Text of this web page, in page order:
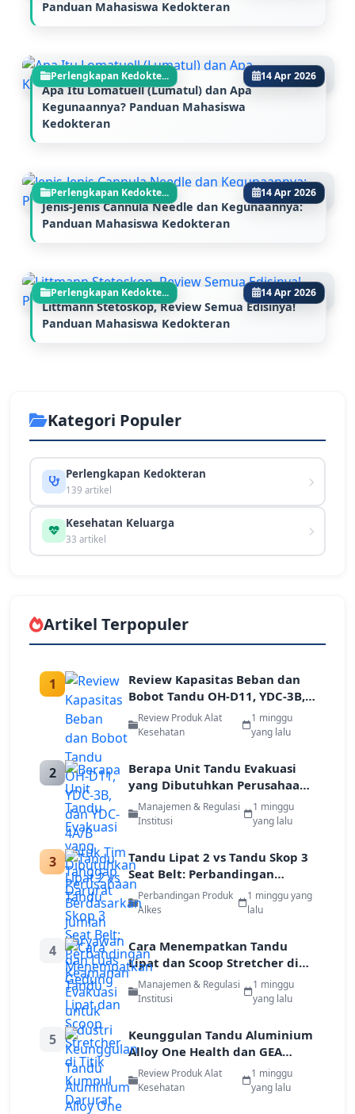
Panduan Mahasiswa Kedokteran
Perlengkapan Kedokte... 14 Apr 2026
Apa Itu Lomatuell (Lumatul) dan Apa
Kegunaannya? Panduan Mahasiswa
Kedokteran
Perlengkapan Kedokte... 14 Apr 2026
Jenis-Jenis Cannula Needle dan Kegunaannya:
Panduan Mahasiswa Kedokteran
Perlengkapan Kedokte... 14 Apr 2026
Littmann Stetoskop, Review Semua Edisinya!
Panduan Mahasiswa Kedokteran
Kategori Populer
Perlengkapan Kedokteran
139 artikel
Kesehatan Keluarga
33 artikel
Artikel Terpopuler
1
Review Kapasitas Beban dan
Bobot Tandu OH-D11, YDC-3B,
dan YDC-4A/B untuk Tim
Tanggap Darurat
Review Produk Alat
Kesehatan
1 minggu
yang lalu
2
Berapa Unit Tandu Evakuasi
yang Dibutuhkan Perusahaan
Berdasarkan Jumlah Karyawan
dan Luas Gedung
Manajemen & Regulasi
Institusi
1 minggu
yang lalu
3
Tandu Lipat 2 vs Tandu Skop 3
Seat Belt: Perbandingan
Keamanan Evakuasi untuk
Industri
Perbandingan Produk
Alkes
1 minggu yang
lalu
4
Cara Menempatkan Tandu
Lipat dan Scoop Stretcher di
Titik Kumpul Darurat
Perusahaan
Manajemen & Regulasi
Institusi
1 minggu
yang lalu
5
Keunggulan Tandu Aluminium
Alloy One Health dan GEA
untuk Evakuasi Pekerja di Area
Terbatas
Review Produk Alat
Kesehatan
1 minggu
yang lalu